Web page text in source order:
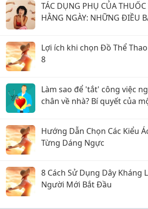
TÁC DỤNG PHỤ CỦA
HẰNG NGÀY: NHỮNG ĐIỀU
Lợi ích khi chọn Đồ Thể
8
Làm sao để 'tắt' công việc
chân về nhà? Bí quyết của
Hướng Dẫn Chọn Các Kiểu
Từng Dáng Ngực
8 Cách Sử Dụng Dây Kháng
Người Mới Bắt Đầu